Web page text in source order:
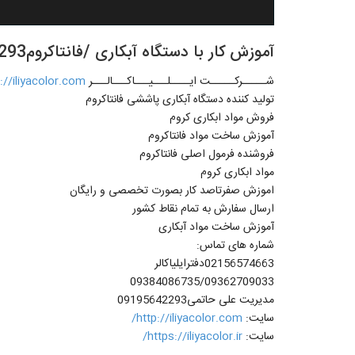
آموزش کار با دستگاه آبکاری /فانتاکروم09195642293
شـــــرکـــــت ايــــلـــيـــاکـــالـــر iliyacolor.com
تولید کننده دستگاه آبکاری پاششی فانتاکروم
فروش مواد ابکاری کروم
آموزش ساخت مواد فانتاکروم
فروشنده فرمول اصلی فانتاکروم
مواد ابکاری کروم
اموزش صفرتاصد کار بصورت تخصصی و رایگان
ارسال سفارش به تمام نقاط کشور
آموزش ساخت مواد آبکاری
شماره های تماس:
02156574663دفترایلیاکالر
09384086735/09362709033
مدیریت علی حاتمی09195642293
سایت: http://iliyacolor.com/
سایت: https://iliyacolor.ir/